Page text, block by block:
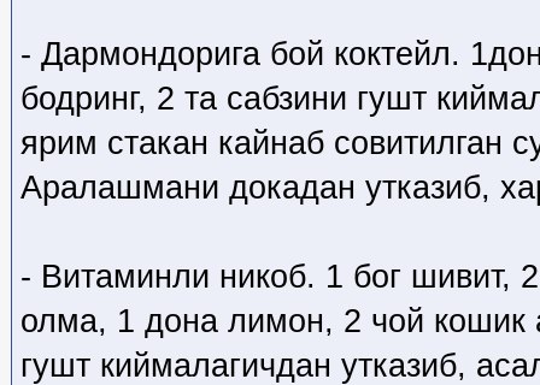
- Дармондорига бой коктейл.
бодринг, 2 та сабзини гушт
ярим стакан кайнаб совитилган
Аралашмани докадан утказиб,
- Витаминли никоб. 1 бог шивит,
олма, 1 дона лимон, 2 чой кошик
гушт киймалагичдан утказиб,